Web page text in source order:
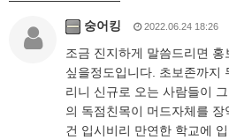
숭어킹 2022.06.24 18:26
조금 진지하게 말씀드리면
싶을정도입니다. 초보존까지
리니 신규로 오는 사람들이
의 독점친목이 머드자체를
건 입시비리 만연한 학교에